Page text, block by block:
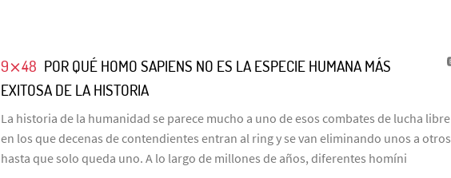
9⨯48 POR QUÉ HOMO SAPIENS NO ES LA ESPECIE HUMANA MÁS
EXITOSA DE LA HISTORIA
La historia de la humanidad se parece mucho a uno de esos combates de lucha libre
en los que decenas de contendientes entran al ring y se van eliminando unos a otros
hasta que solo queda uno. A lo largo de millones de años, diferentes homíni